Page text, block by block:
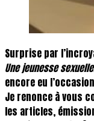
Surprise par
Une jeunesse
encore eu
Je renonce à vous
les articles,